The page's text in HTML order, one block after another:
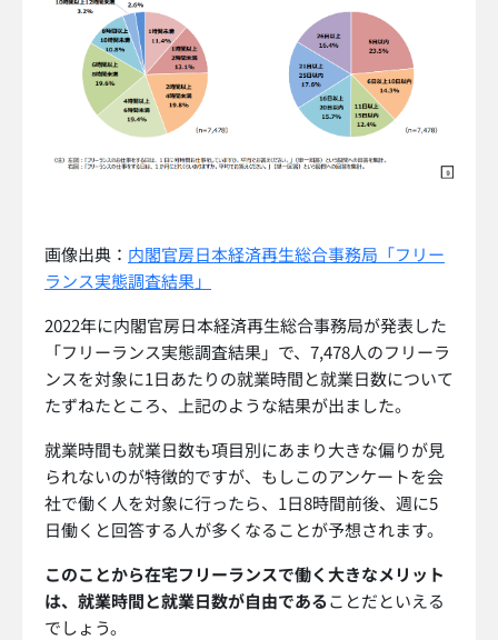
画像出典： 内閣官房日本経済再生総合事務局「フリー
ランス実態調査結果」
2022年に内閣官房日本経済再生総合事務局が発表した
「フリーランス実態調査結果」で、7,478人のフリーラ
ンスを対象に1日あたりの就業時間と就業日数について
たずねたところ、上記のような結果が出ました。
就業時間も就業日数も項目別にあまり大きな偏りが見
られないのが特徴的ですが、もしこのアンケートを会
社で働く人を対象に行ったら、1日8時間前後、週に5
日働くと回答する人が多くなることが予想されます。
このことから在宅フリーランスで働く大きなメリット
は、就業時間と就業日数が自由であることだといえる
でしょう。